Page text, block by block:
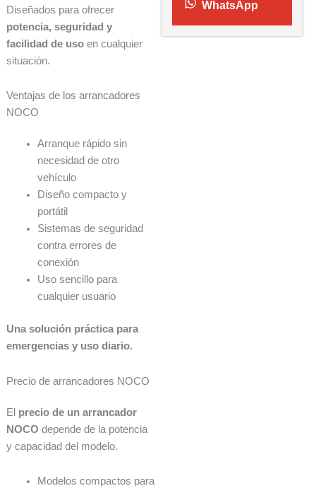
WhatsApp
Diseñados para ofrecer
potencia, seguridad y
facilidad de usoen cualquier
situación.
Ventajas de los arrancadores
NOCO
Arranque rápido sin
necesidad de otro
vehículo
Diseño compacto y
portátil
Sistemas de seguridad
contra errores de
conexión
Uso sencillo para
cualquier usuario
Una solución práctica para
emergencias y uso diario.
Precio de arrancadores NOCO
El precio de un arrancador
NOCO depende de la potencia
y capacidad del modelo.
Modelos compactos para